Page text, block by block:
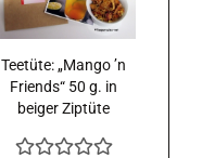
Teetüte: „Mango ’n
Friends“ 50 g. in
beiger Ziptüte